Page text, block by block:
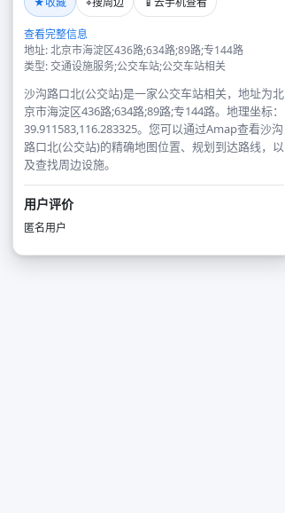
查看完整信息
地址: 北京市海淀区436路;634路;89路;专144路
类型: 交通设施服务;公交车站;公交车站相关
沙沟路口北(公交站)是一家公交车站相关，地址为北
京市海淀区436路;634路;89路;专144路。地理坐标：
39.911583,116.283325。您可以通过Amap查看沙沟
路口北(公交站)的精确地图位置、规划到达路线，以
及查找周边设施。
用户评价
匿名用户